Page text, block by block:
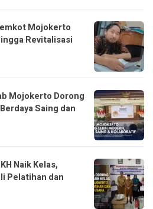
Mojokerto
Revitalisasi
Mojokerto Dorong
Saing dan
Naik Kelas,
Pelatihan dan